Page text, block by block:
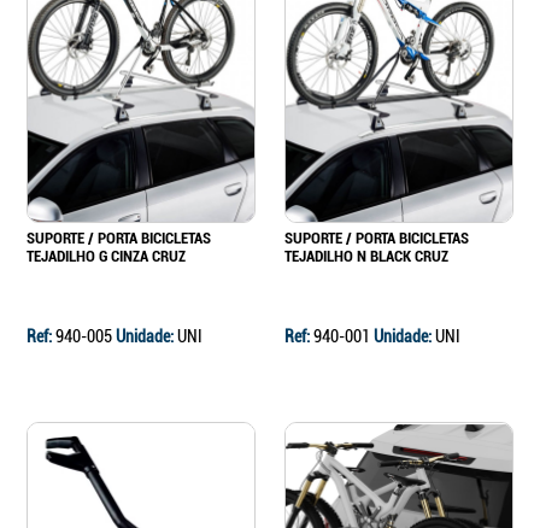
SUPORTE / PORTA BICICLETAS
TEJADILHO G CINZA CRUZ
Ref:940-005Unidade:UNI
SUPORTE / PORTA BICICLETAS
TEJADILHO N BLACK CRUZ
Ref:940-001 Unidade:UNI